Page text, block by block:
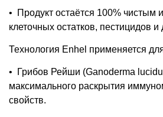
•
Продукт остаётся 100% чистым
клеточных остатков, пестицидов и
Технология Enhel применяется
•
Грибов Рейши (Ganoderma
максимального раскрытия
свойств.